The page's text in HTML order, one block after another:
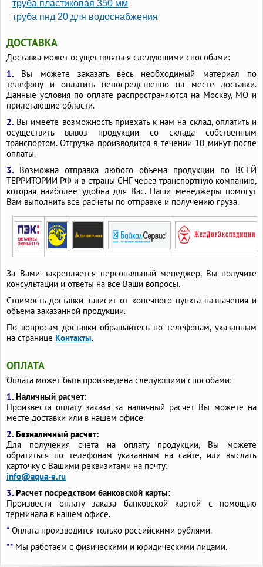
труба пластиковая 350 мм
труба пнд 20 для водоснабжения
ДОСТАВКА
Доставка может осуществляться следующими способами:
1. Вы можете заказать весь необходимый материал по
телефону и оплатить непосредственно на месте доставки.
Данные условия по оплате распространяются на Москву, МО и
прилегающие области.
2. Вы имеете возможность приехать к нам на склад, оплатить и
осуществить вывоз продукции со склада собственным
транспортом. Отгрузка производится в течении 10 минут после
оплаты.
3. Возможна отправка любого объема продукции по ВСЕЙ
ТЕРРИТОРИИ РФ и в страны СНГ через транспортную компанию,
которая наиболее удобна для Вас. Наши менеджеры помогут
Вам выполнить все расчеты по отправке и получению груза.
За Вами закрепляется персональный менеджер, Вы получите
консультации и ответы на все Ваши вопросы.
Стоимость доставки зависит от конечного пункта назначения и
объема заказанной продукции.
По вопросам доставки обращайтесь по телефонам, указанным
на странице Контакты.
ОПЛАТА
Оплата может быть произведена следующими способами:
1. Наличный расчет:
Произвести оплату заказа за наличный расчет Вы можете на
месте доставки или в нашем офисе.
2. Безналичный расчет:
Для получения счета на оплату продукции, Вы можете
обратиться по телефонам указанным на сайте, или выслать
карточку с Вашими реквизитами на почту:
info@aqua-e.ru
3. Расчет посредством банковской карты:
Произвести оплату заказа банковской картой с помощью
терминала в нашем офисе.
* Оплата производится только российскими рублями.
** Мы работаем с физическими и юридическими лицами.